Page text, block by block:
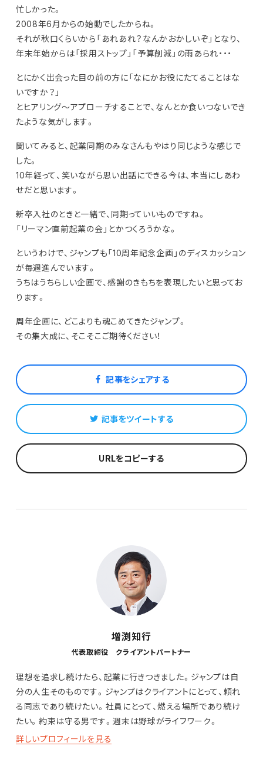
忙しかった。
2008年6月からの始動でしたからね。
それが秋口くらいから「あれあれ？なんかおかしいぞ」となり、
年末年始からは「採用ストップ」「予算削減」の雨あられ・・・
とにかく出会った目の前の方に「なにかお役にたてることはな
いですか？」
とヒアリング～アプローチすることで、なんとか食いつないでき
たような気がします。
聞いてみると、起業同期のみなさんもやはり同じような感じで
した。
10年経って、笑いながら思い出話にできる今は、本当にしあわ
せだと思います。
新卒入社のときと一緒で、同期っていいものですね。
「リーマン直前起業の会」とかつくろうかな。
というわけで、ジャンプも「10周年記念企画」のディスカッション
が毎週進んでいます。
うちはうちらしい企画で、感謝のきもちを表現したいと思ってお
ります。
周年企画に、どこよりも魂こめてきたジャンプ。
その集大成に、そこそこご期待ください！
記事をシェアする
記事をツイートする
URLをコピーする
増渕知行
代表取締役 クライアントパートナー
理想を追求し続けたら、起業に行きつきました。ジャンプは自
分の人生そのものです。ジャンプはクライアントにとって、頼れ
る同志であり続けたい。社員にとって、燃える場所であり続け
たい。約束は守る男です。週末は野球がライフワーク。
詳しいプロフィールを見る